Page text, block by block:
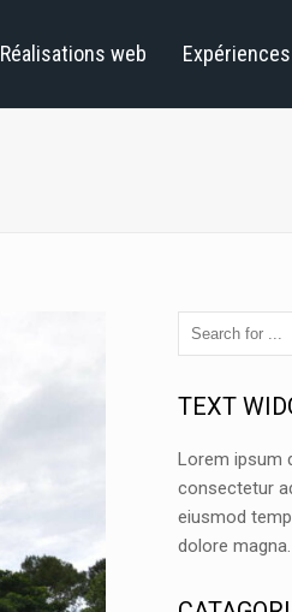
Réalisations web Expériences
TEXT
Lorem ipsum
consectetur
eiusmod
dolore magna.